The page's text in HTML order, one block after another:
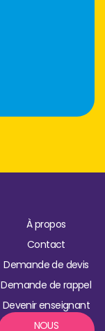
À propos
Contact
Demande de devis
Demande de rappel
Devenir enseignant
NOUS